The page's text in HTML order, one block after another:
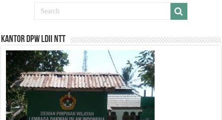
Kantor DPW LDII NTT